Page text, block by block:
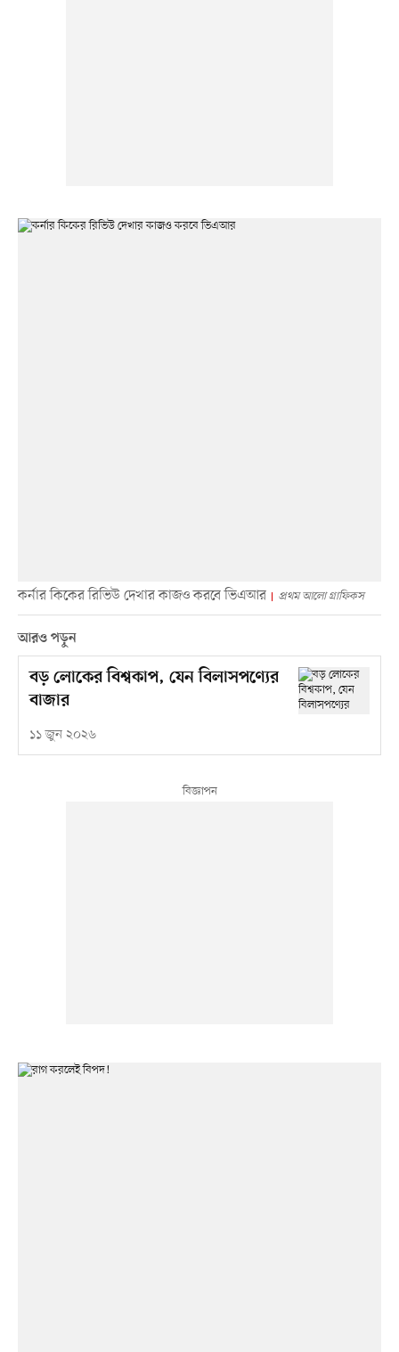
কর্নার কিকের রিভিউ দেখার কাজও করবে ভিএআর প্রথম আলো গ্রাফিকস
আরও পড়ুন
বড় লোকের বিশ্বকাপ, যেন বিলাসপণ্যের
বাজার
১১ জুন ২০২৬